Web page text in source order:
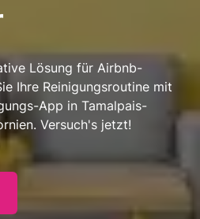
Lösung für Airbnb-
Ihre Reinigungsroutine mit
App in Tamalpais-
Versuch's jetzt!